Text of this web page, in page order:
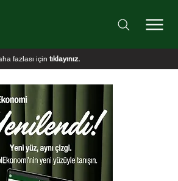
fazlası için tıklayınız.